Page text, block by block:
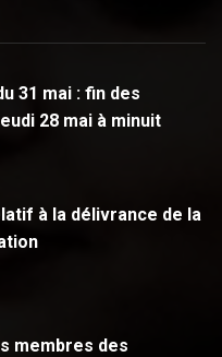
31 mai : fin des
28 mai à minuit
à la délivrance de la
membres des